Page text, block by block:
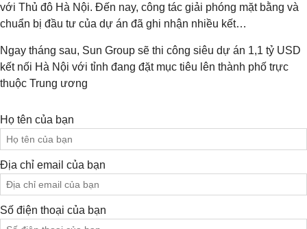
với Thủ đô Hà Nội. Đến nay, công tác giải phóng mặt bằng và
chuẩn bị đầu tư của dự án đã ghi nhận nhiều kết…
Ngay tháng sau, Sun Group sẽ thi công siêu dự án 1,1 tỷ USD
kết nối Hà Nội với tỉnh đang đặt mục tiêu lên thành phố trực
thuộc Trung ương
Họ tên của bạn
Địa chỉ email của bạn
Số điện thoại của bạn